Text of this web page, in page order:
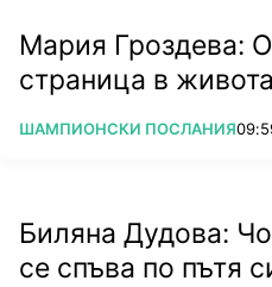
Мария Гроздева:
страница в
ПОВЕЧЕ ОТ
ШАМПИОНСКИ ПОСЛАНИЯ
Биляна Дудова:
се спъва по пътя